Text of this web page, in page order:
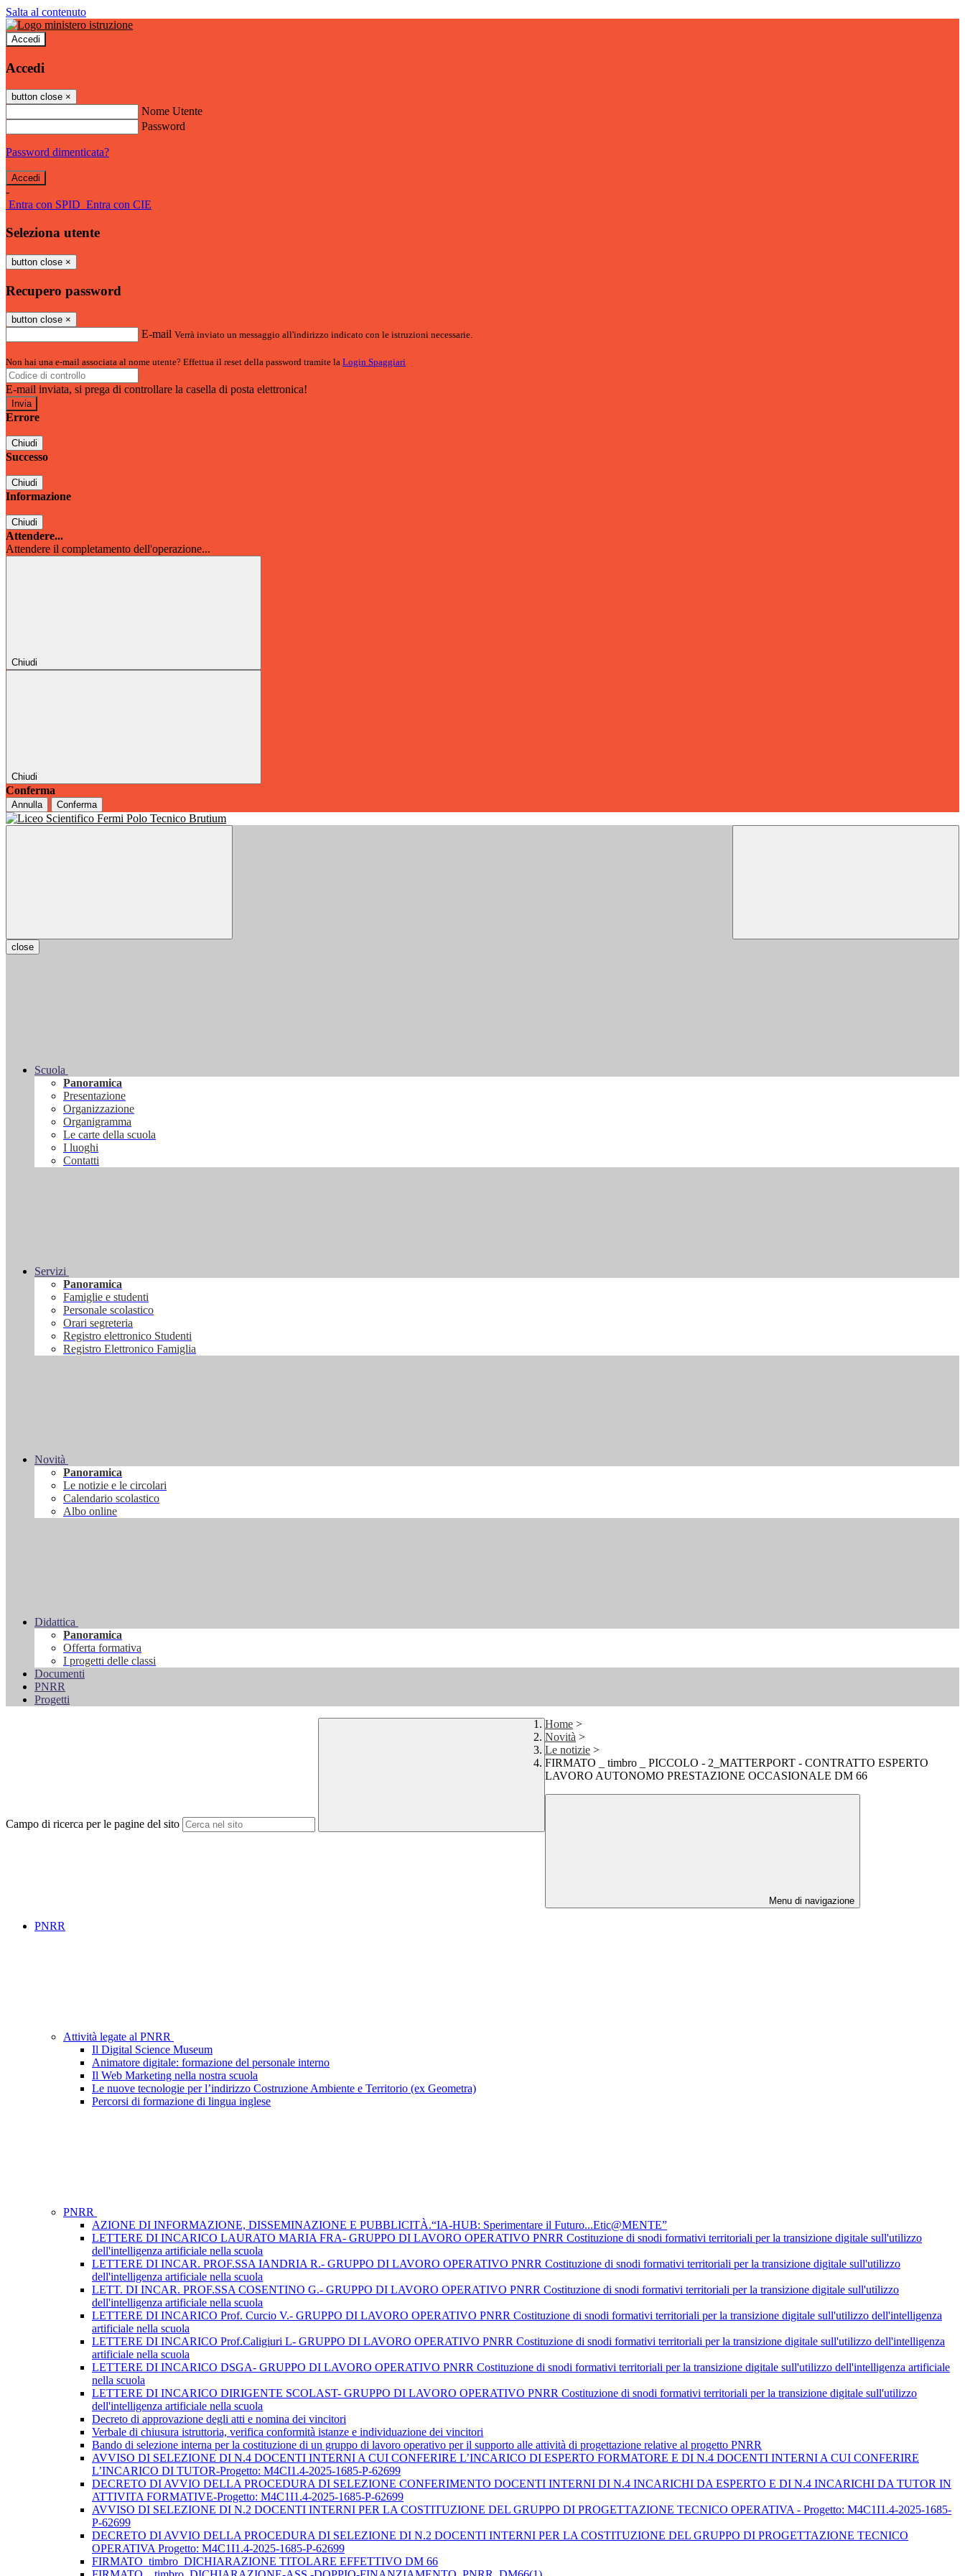
Salta al contenuto
Accedi
Accedi
button close ×
Nome Utente
Password
Password dimenticata?
-
Entra con SPID Entra con CIE
Seleziona utente
button close ×
Recupero password
button close ×
E-mail Verrà inviato un messaggio all'indirizzo indicato con le istruzioni necessarie.
Non hai una e-mail associata al nome utente? Effettua il reset della password tramite la Login Spaggiari
E-mail inviata, si prega di controllare la casella di posta elettronica!
Errore
Chiudi
Successo
Chiudi
Informazione
Chiudi
Attendere...
Attendere il completamento dell'operazione...
Chiudi
Chiudi
Conferma
Annulla Conferma
close
Scuola
Panoramica
Presentazione
Organizzazione
Organigramma
Le carte della scuola
I luoghi
Contatti
Servizi
Panoramica
Famiglie e studenti
Personale scolastico
Orari segreteria
Registro elettronico Studenti
Registro Elettronico Famiglia
Novità
Panoramica
Le notizie e le circolari
Calendario scolastico
Albo online
Didattica
Panoramica
Offerta formativa
I progetti delle classi
Documenti
PNRR
Progetti
Campo di ricerca per le pagine del sito
Home >
Novità >
Le notizie >
FIRMATO _ timbro _ PICCOLO - 2_MATTERPORT - CONTRATTO ESPERTO
LAVORO AUTONOMO PRESTAZIONE OCCASIONALE DM 66
Menu di navigazione
PNRR
Attività legate al PNRR
Il Digital Science Museum
Animatore digitale: formazione del personale interno
Il Web Marketing nella nostra scuola
Le nuove tecnologie per l’indirizzo Costruzione Ambiente e Territorio (ex Geometra)
Percorsi di formazione di lingua inglese
PNRR
AZIONE DI INFORMAZIONE, DISSEMINAZIONE E PUBBLICITÀ.“IA-HUB: Sperimentare il Futuro...Etic@MENTE”
LETTERE DI INCARICO LAURATO MARIA FRA- GRUPPO DI LAVORO OPERATIVO PNRR Costituzione di snodi formativi territoriali per la transizione digitale sull'utilizzo
dell'intelligenza artificiale nella scuola
LETTERE DI INCAR. PROF.SSA IANDRIA R.- GRUPPO DI LAVORO OPERATIVO PNRR Costituzione di snodi formativi territoriali per la transizione digitale sull'utilizzo
dell'intelligenza artificiale nella scuola
LETT. DI INCAR. PROF.SSA COSENTINO G.- GRUPPO DI LAVORO OPERATIVO PNRR Costituzione di snodi formativi territoriali per la transizione digitale sull'utilizzo
dell'intelligenza artificiale nella scuola
LETTERE DI INCARICO Prof. Curcio V.- GRUPPO DI LAVORO OPERATIVO PNRR Costituzione di snodi formativi territoriali per la transizione digitale sull'utilizzo dell'intelligenza
artificiale nella scuola
LETTERE DI INCARICO Prof.Caligiuri L- GRUPPO DI LAVORO OPERATIVO PNRR Costituzione di snodi formativi territoriali per la transizione digitale sull'utilizzo dell'intelligenza
artificiale nella scuola
LETTERE DI INCARICO DSGA- GRUPPO DI LAVORO OPERATIVO PNRR Costituzione di snodi formativi territoriali per la transizione digitale sull'utilizzo dell'intelligenza artificiale
nella scuola
LETTERE DI INCARICO DIRIGENTE SCOLAST- GRUPPO DI LAVORO OPERATIVO PNRR Costituzione di snodi formativi territoriali per la transizione digitale sull'utilizzo
dell'intelligenza artificiale nella scuola
Decreto di approvazione degli atti e nomina dei vincitori
Verbale di chiusura istruttoria, verifica conformità istanze e individuazione dei vincitori
Bando di selezione interna per la costituzione di un gruppo di lavoro operativo per il supporto alle attività di progettazione relative al progetto PNRR
AVVISO DI SELEZIONE DI N.4 DOCENTI INTERNI A CUI CONFERIRE L’INCARICO DI ESPERTO FORMATORE E DI N.4 DOCENTI INTERNI A CUI CONFERIRE
L’INCARICO DI TUTOR-Progetto: M4CI1.4-2025-1685-P-62699
DECRETO DI AVVIO DELLA PROCEDURA DI SELEZIONE CONFERIMENTO DOCENTI INTERNI DI N.4 INCARICHI DA ESPERTO E DI N.4 INCARICHI DA TUTOR IN
ATTIVITA FORMATIVE-Progetto: M4C1I1.4-2025-1685-P-62699
AVVISO DI SELEZIONE DI N.2 DOCENTI INTERNI PER LA COSTITUZIONE DEL GRUPPO DI PROGETTAZIONE TECNICO OPERATIVA - Progetto: M4C1I1.4-2025-1685-
P-62699
DECRETO DI AVVIO DELLA PROCEDURA DI SELEZIONE DI N.2 DOCENTI INTERNI PER LA COSTITUZIONE DEL GRUPPO DI PROGETTAZIONE TECNICO
OPERATIVA Progetto: M4C1I1.4-2025-1685-P-62699
FIRMATO_timbro_DICHIARAZIONE TITOLARE EFFETTIVO DM 66